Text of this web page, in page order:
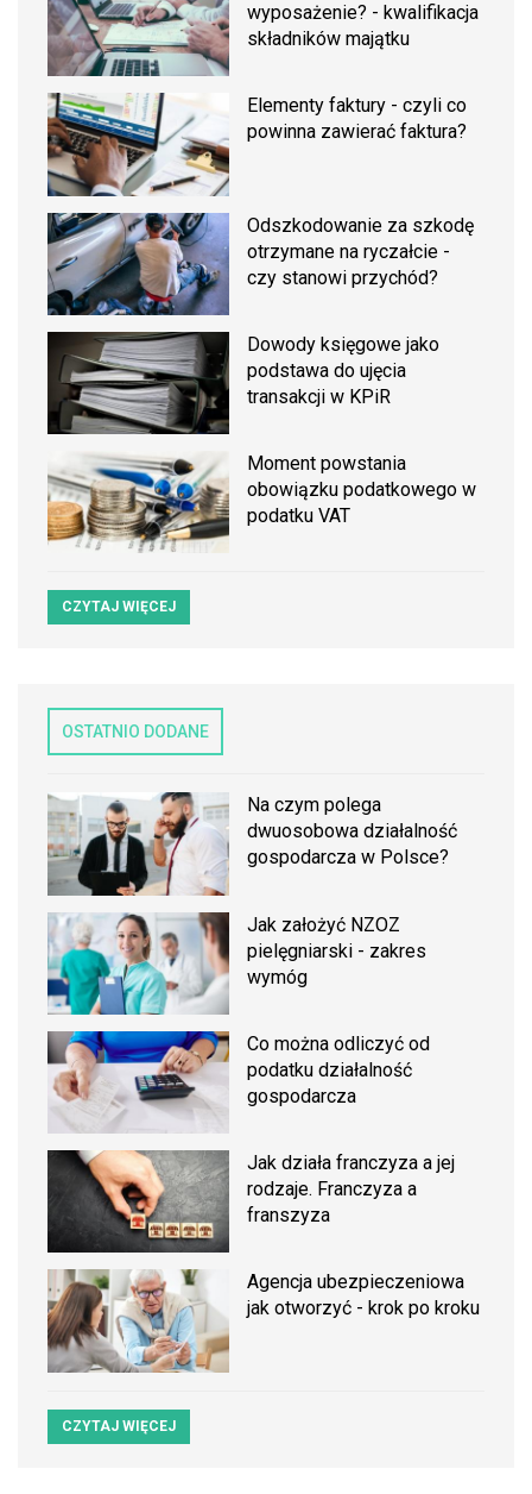
wyposażenie? - kwalifikacja
składników majątku
Elementy faktury - czyli co
powinna zawierać faktura?
Odszkodowanie za szkodę
otrzymane na ryczałcie -
czy stanowi przychód?
Dowody księgowe jako
podstawa do ujęcia
transakcji w KPiR
Moment powstania
obowiązku podatkowego w
podatku VAT
CZYTAJ WIĘCEJ
OSTATNIO DODANE
Na czym polega
dwuosobowa działalność
gospodarcza w Polsce?
Jak założyć NZOZ
pielęgniarski - zakres
wymóg
Co można odliczyć od
podatku działalność
gospodarcza
Jak działa franczyza a jej
rodzaje. Franczyza a
franszyza
Agencja ubezpieczeniowa
jak otworzyć - krok po kroku
CZYTAJ WIĘCEJ